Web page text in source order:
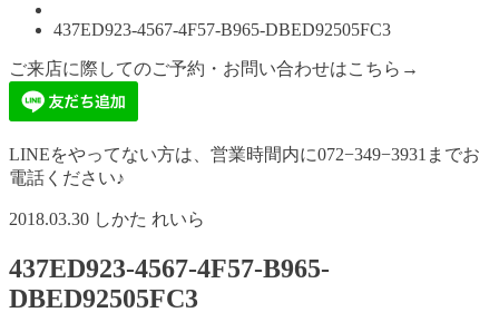
437ED923-4567-4F57-B965-DBED92505FC3
ご来店に際してのご予約・お問い合わせはこちら→
LINEをやってない方は、営業時間内に072−349−3931までお
電話ください♪
2018.03.30 しかた れいら
437ED923-4567-4F57-B965-
DBED92505FC3